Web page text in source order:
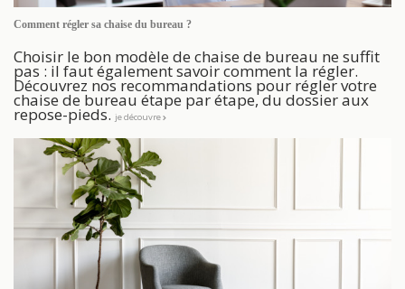
Comment régler sa chaise du bureau ?
Choisir le bon modèle de chaise de bureau ne suffit
pas : il faut également savoir comment la régler.
Découvrez nos recommandations pour régler votre
chaise de bureau étape par étape, du dossier aux
repose-pieds. je découvre